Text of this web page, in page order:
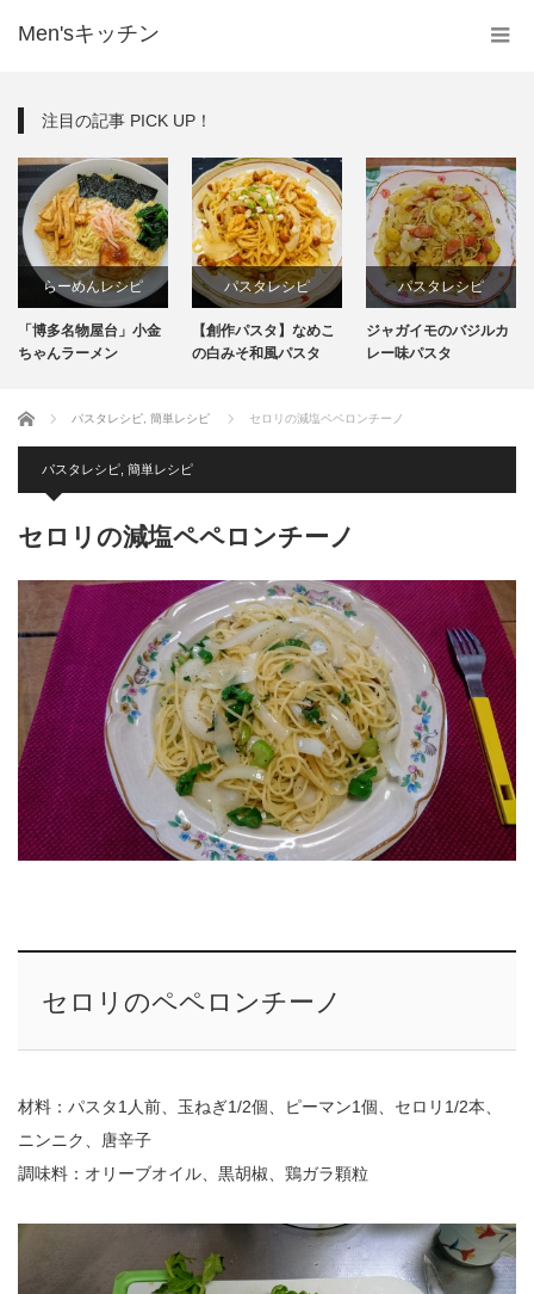
Men'sキッチン
注目の記事 PICK UP！
らーめんレシピ
インスタント
「博多名物屋台」小金
ちゃんラーメン
パスタレシピ
【創作パスタ】なめこ
の白みそ和風パスタ
パスタレシピ
ジャガイモのバジルカ
レー味パスタ
ホーム パスタレシピ 簡単レシピ セロリの減塩ペペロンチーノ
パスタレシピ 簡単レシピ
セロリの減塩ペペロンチーノ
セロリのペペロンチーノ
材料：パスタ1人前、玉ねぎ1/2個、ピーマン1個、セロリ1/2本、
ニンニク、唐辛子
調味料：オリーブオイル、黒胡椒、鶏ガラ顆粒